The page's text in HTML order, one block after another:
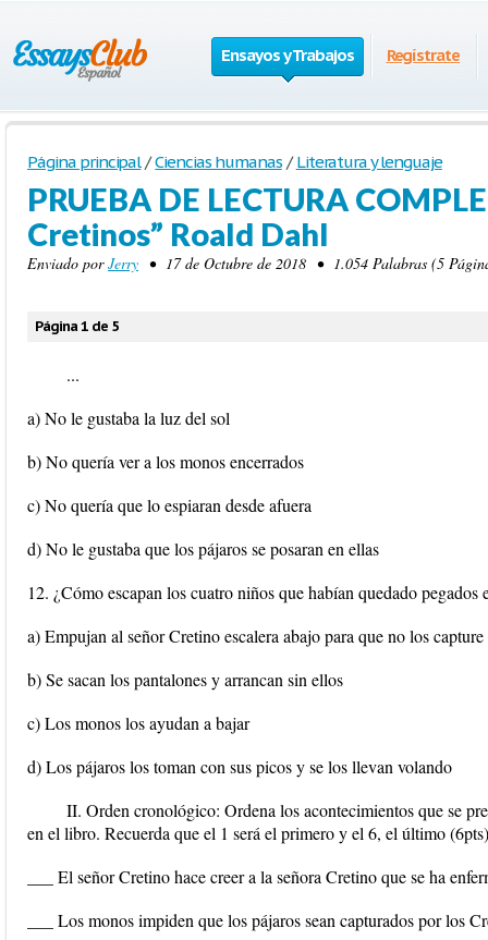
Ensayos y Trabajos Regístrate
Página principal / Ciencias humanas / Literatura y lenguaje
PRUEBA DE LECTURA
Cretinos” Roald Dahl
Enviado porJerry • 17 de Octubre de 2018 • 1.054 Palabras (5
Página 1 de 5
...
a) No le gustaba la luz del sol
b) No quería ver a los monos encerrados
c) No quería que lo espiaran desde afuera
d) No le gustaba que los pájaros se posaran en ellas
12. ¿Cómo escapan los cuatro niños que habían quedado pegados
a) Empujan al señor Cretino escalera abajo para que no los capture
b) Se sacan los pantalones y arrancan sin ellos
c) Los monos los ayudan a bajar
d) Los pájaros los toman con sus picos y se los llevan volando
II. Orden cronológico: Ordena los acontecimientos que se
en el libro. Recuerda que el 1 será el primero y el 6, el último
___ El señor Cretino hace creer a la señora Cretino que se ha
___ Los monos impiden que los pájaros sean capturados por los